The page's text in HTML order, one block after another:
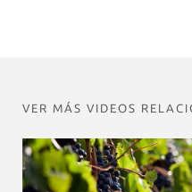
VER MÁS VIDEOS